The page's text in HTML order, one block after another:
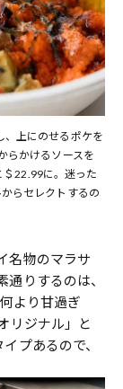
、上にのせるポケを
らかけるソースを
22.99に。迷った
らセレクトするの
名物のマラサ
りするのは、
より甘過ぎ
リジナル」と
プあるので、